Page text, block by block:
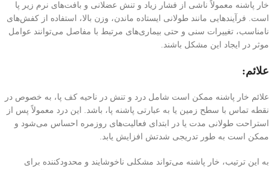
خار پاشنه معمولاً ناشی از فشار زیاد و تنش عضلانی و بافت‌های نرم زیر پا
است. فرآیندهایی مانند طولانی ایستاده ماندن، وزن بالا، استفاده از کفش‌های
نامناسب، تغییرات سنی و حتی بیماری‌های مرتبط با مفاصل می‌توانند عوامل
موثر در ایجاد این مشکل باشند.
علائم:
علائم خار پاشنه ممکن است شامل درد و تنش در ناحیه کف پا، به خصوص در
نقطه تماس با سطح زمین یا به عبارتی پاشنه پا، باشد. این درد معمولاً پس از
استراحت طولانی مدت یا در ابتدای فعالیت‌های روزمره احساس می‌شود و
ممکن است به طور تدریجی شدتش افزایش یابد.
به این ترتیب، خار پاشنه می‌تواند مشکلی ناخوشایند و محدودکننده برای